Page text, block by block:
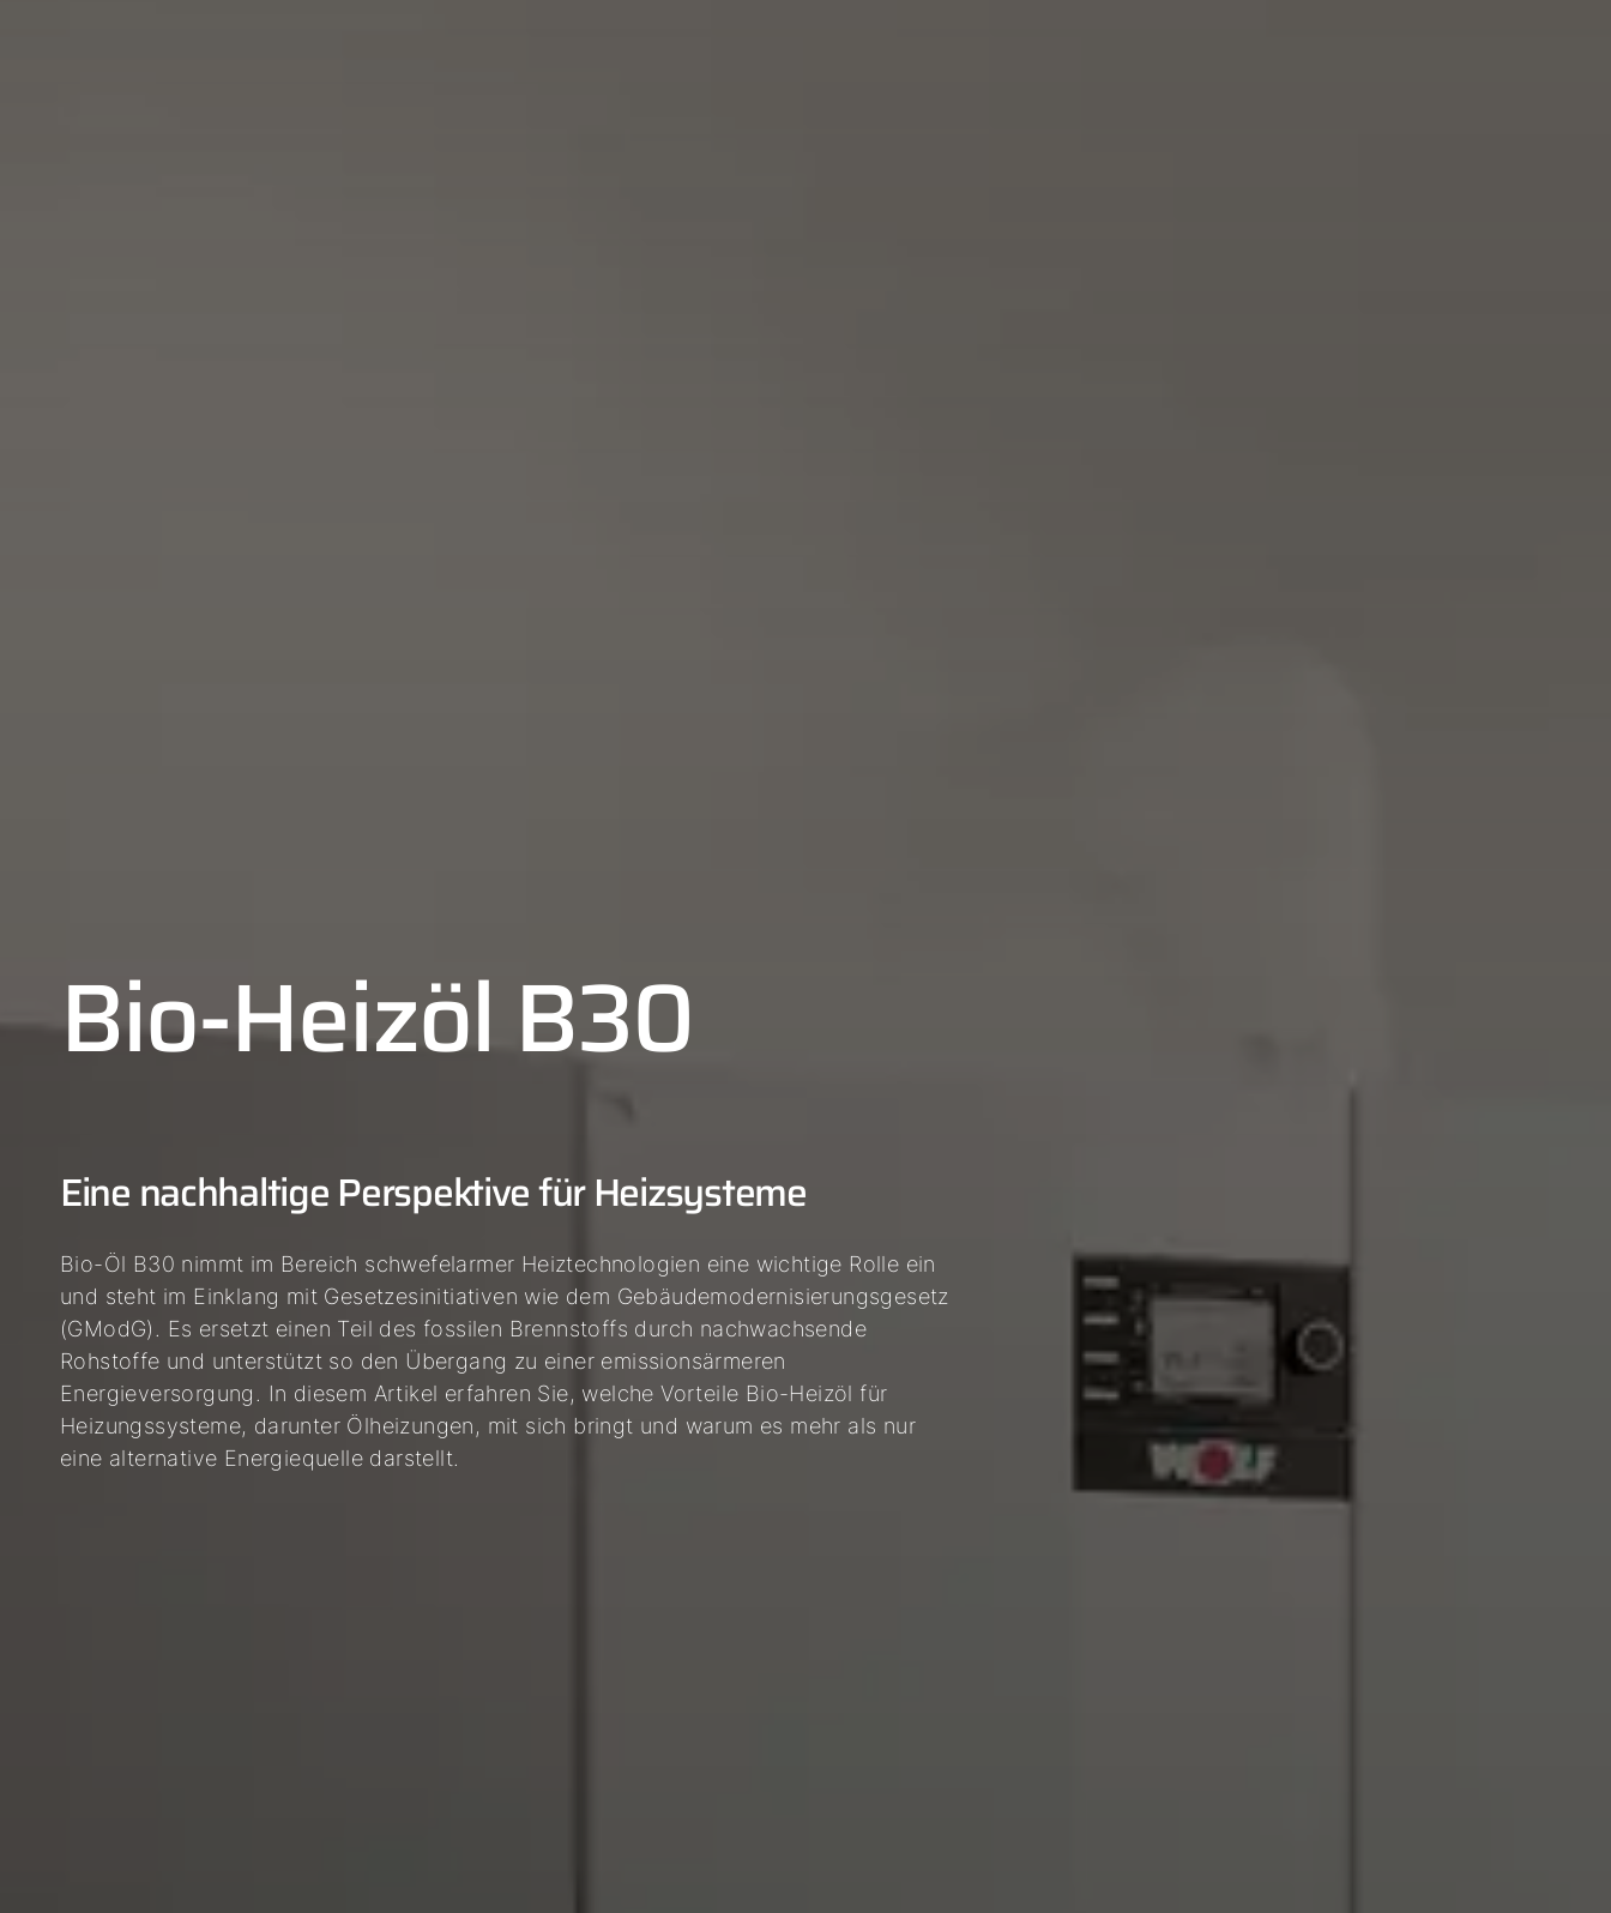
Bio-Heizöl B30
Eine nachhaltige Perspektive für Heizsysteme
Bio-Öl B30 nimmt im Bereich schwefelarmer Heiztechnologien eine wichtige Rolle ein
und steht im Einklang mit Gesetzesinitiativen wie dem Gebäudemodernisierungsgesetz
(GModG). Es ersetzt einen Teil des fossilen Brennstoffs durch nachwachsende
Rohstoffe und unterstützt so den Übergang zu einer emissionsärmeren
Energieversorgung. In diesem Artikel erfahren Sie, welche Vorteile Bio-Heizöl für
Heizungssysteme, darunter Ölheizungen, mit sich bringt und warum es mehr als nur
eine alternative Energiequelle darstellt.